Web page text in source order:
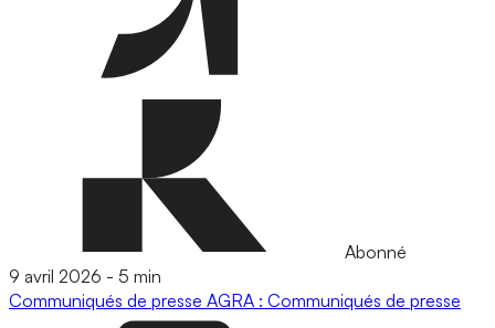
Abonné
9 avril 2026 - 5 min
Communiqués de presse AGRA : Communiqués de presse